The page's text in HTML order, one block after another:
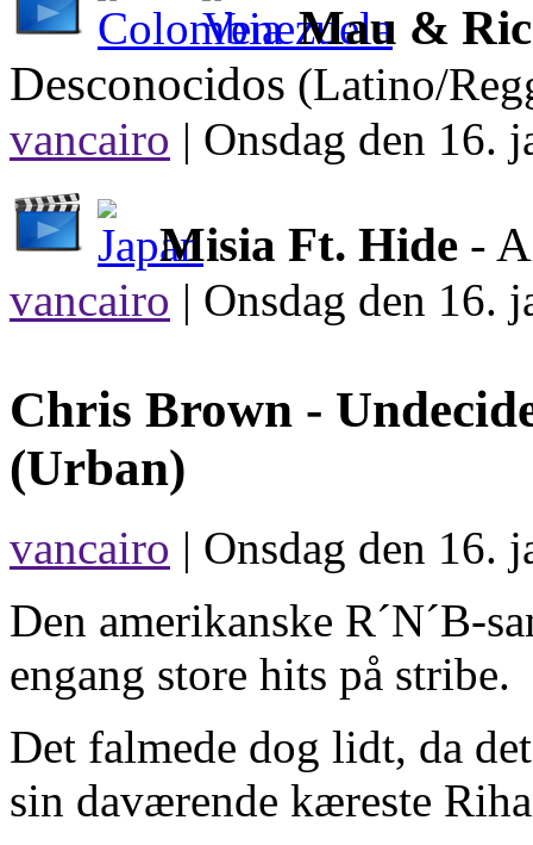
Mau &
Desconocidos (Latino/
vancairo | Onsdag den 16.
Misia Ft. Hide -
vancairo | Onsdag den 16.
Chris Brown -
(Urban)
vancairo | Onsdag den 16.
Den amerikanske R´N´B-
engang store hits på stribe.
Det falmede dog lidt, da
sin daværende kæreste